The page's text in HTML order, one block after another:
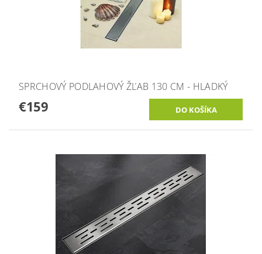
SPRCHOVÝ PODLAHOVÝ ŽĽAB 130 CM - HLADKÝ
€159